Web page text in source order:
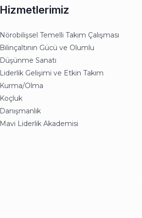
Hizmetlerimiz
Nörobilişsel Temelli Takım Çalışması
Bilinçaltının Gücü ve Olumlu
Düşünme Sanatı
Liderlik Gelişimi ve Etkin Takım
Kurma/Olma
Koçluk
Danışmanlık
Mavi Liderlik Akademisi